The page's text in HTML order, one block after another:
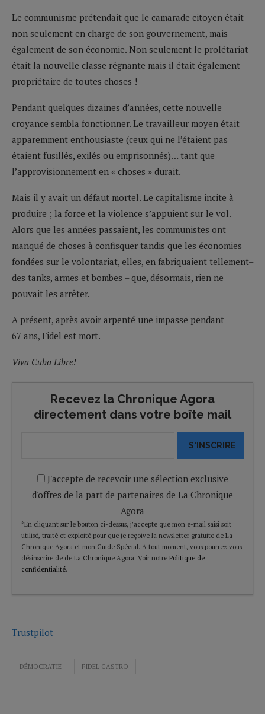
Le communisme prétendait que le camarade citoyen était
non seulement en charge de son gouvernement, mais
également de son économie. Non seulement le prolétariat
était la nouvelle classe régnante mais il était également
propriétaire de toutes choses !
Pendant quelques dizaines d’années, cette nouvelle
croyance sembla fonctionner. Le travailleur moyen était
apparemment enthousiaste (ceux qui ne l’étaient pas
étaient fusillés, exilés ou emprisonnés)… tant que
l’approvisionnement en « choses » durait.
Mais il y avait un défaut mortel. Le capitalisme incite à
produire ; la force et la violence s’appuient sur le vol.
Alors que les années passaient, les communistes ont
manqué de choses à confisquer tandis que les économies
fondées sur le volontariat, elles, en fabriquaient tellement–
des tanks, armes et bombes – que, désormais, rien ne
pouvait les arrêter.
A présent, après avoir arpenté une impasse pendant
67 ans, Fidel est mort.
Viva Cuba Libre!
Recevez la Chronique Agora
directement dans votre boîte mail
S'INSCRIRE
J'accepte de recevoir une sélection exclusive
d'offres de la part de partenaires de La Chronique
Agora
*En cliquant sur le bouton ci-dessus, j’accepte que mon e-mail saisi soit
utilisé, traité et exploité pour que je reçoive la newsletter gratuite de La
Chronique Agora et mon Guide Spécial. A tout moment, vous pourrez vous
désinscrire de de La Chronique Agora. Voir notre Politique de
confidentialité.
Trustpilot
DÉMOCRATIE FIDEL CASTRO